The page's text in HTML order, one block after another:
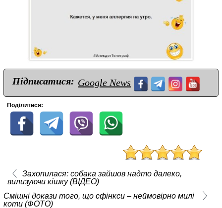
Підписатися: Google News
Поділитися:
Захопилася: собака зайшов надто далеко,
вилизуючи кішку (ВІДЕО)
Смішні докази того, що сфінкси – неймовірно милі
коти (ФОТО)